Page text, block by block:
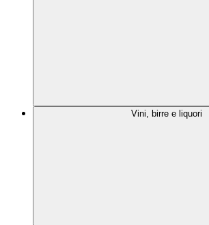
Vini, birre e liquori